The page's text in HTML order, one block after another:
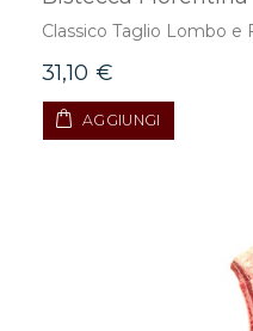
Classico Taglio Lombo
31,10 €
AGGIUNGI